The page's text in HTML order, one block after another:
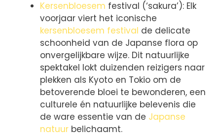
Kersenbloesem festival (‘sakura’): Elk
voorjaar viert het iconische
kersenbloesem festival de delicate
schoonheid van de Japanse flora op
onvergelijkbare wijze. Dit natuurlijke
spektakel lokt duizenden reizigers naar
plekken als Kyoto en Tokio om de
betoverende bloei te bewonderen, een
culturele én natuurlijke belevenis die
de ware essentie van de Japanse
natuur belichaamt.